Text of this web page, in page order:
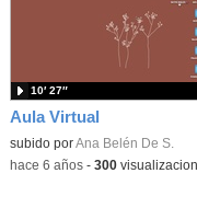
Aula Virtual
Contenido educativo.
subido porAna Belén De S.
10′ 27″
-hace 6 años- 300